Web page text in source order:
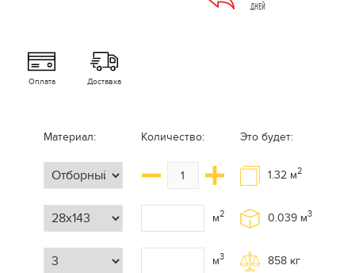
ДНЕЙ
Оплата Доставка
Материал: Количество:
м2
м3
Это будет:
1.32 м2
0.039 м3
858 кг